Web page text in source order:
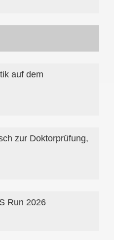
auf dem
zur Doktorprüfung,
Run 2026